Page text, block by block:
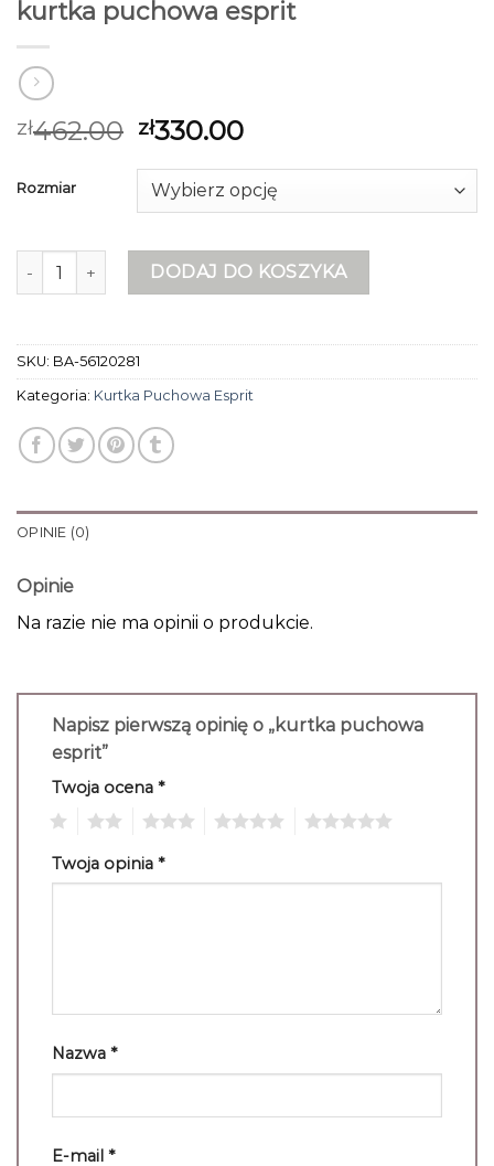
kurtka puchowa esprit
zł462.00 zł330.00
Rozmiar
ilość kurtka puchowa espritDODAJ DO KOSZYKA
SKU: BA-56120281
Kategoria: Kurtka Puchowa Esprit
OPINIE (0)
Opinie
Na razie nie ma opinii o produkcie.
Napisz pierwszą opinię o „kurtka puchowa
esprit”
Twoja ocena *
Twoja opinia *
Nazwa *
E-mail *